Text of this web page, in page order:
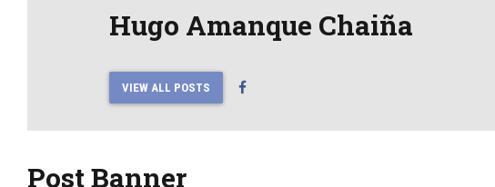
Hugo Amanque Chaiña
VIEW ALL POSTS
Post Banner